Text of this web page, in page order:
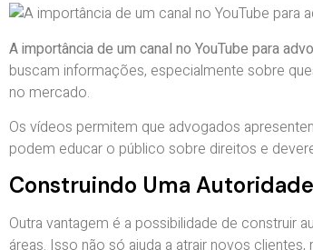
A importância de um canal no YouTube para
buscam informações, especialmente sobre
no mercado.
Os vídeos permitem que advogados
podem educar o público sobre direitos e
Construindo Uma
Outra vantagem é a possibilidade de construir